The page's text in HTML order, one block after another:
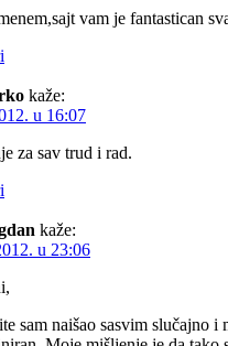
vam je fantastican
kaže:
u 16:07
za sav trud i rad.
kaže:
u 23:06
sam naišao sasvim slučajno i